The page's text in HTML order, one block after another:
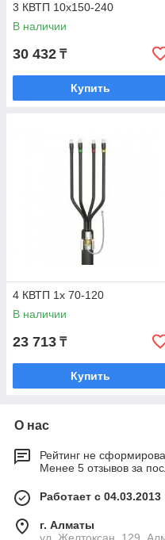
3 КВТП 10х150-240
В наличии
30 432 ₸
Купить
4 КВТП 1х 70-120
В наличии
23 713 ₸
Купить
О нас
Рейтинг не
Менее 5 отзывов за
Работает с 04.03.2013
г. Алматы